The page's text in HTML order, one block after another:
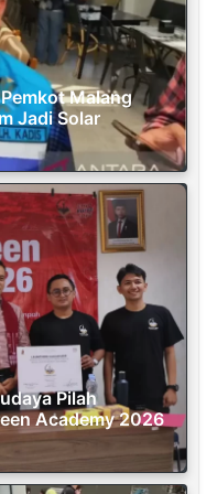
Malang
Jadi Solar
Pilah
Academy 2026